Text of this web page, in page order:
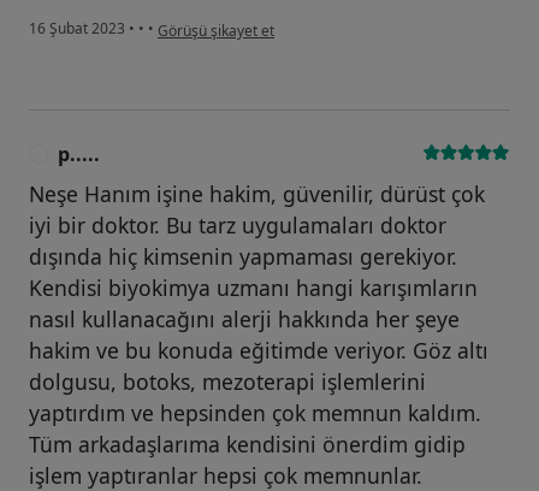
16 Şubat 2023 • • • kullanıcının görüşüne göre s.....
Görüşü şikayet et
p.....
Neşe Hanım işine hakim, güvenilir, dürüst çok
iyi bir doktor. Bu tarz uygulamaları doktor
dışında hiç kimsenin yapmaması gerekiyor.
Kendisi biyokimya uzmanı hangi karışımların
nasıl kullanacağını alerji hakkında her şeye
hakim ve bu konuda eğitimde veriyor. Göz altı
dolgusu, botoks, mezoterapi işlemlerini
yaptırdım ve hepsinden çok memnun kaldım.
Tüm arkadaşlarıma kendisini önerdim gidip
işlem yaptıranlar hepsi çok memnunlar.